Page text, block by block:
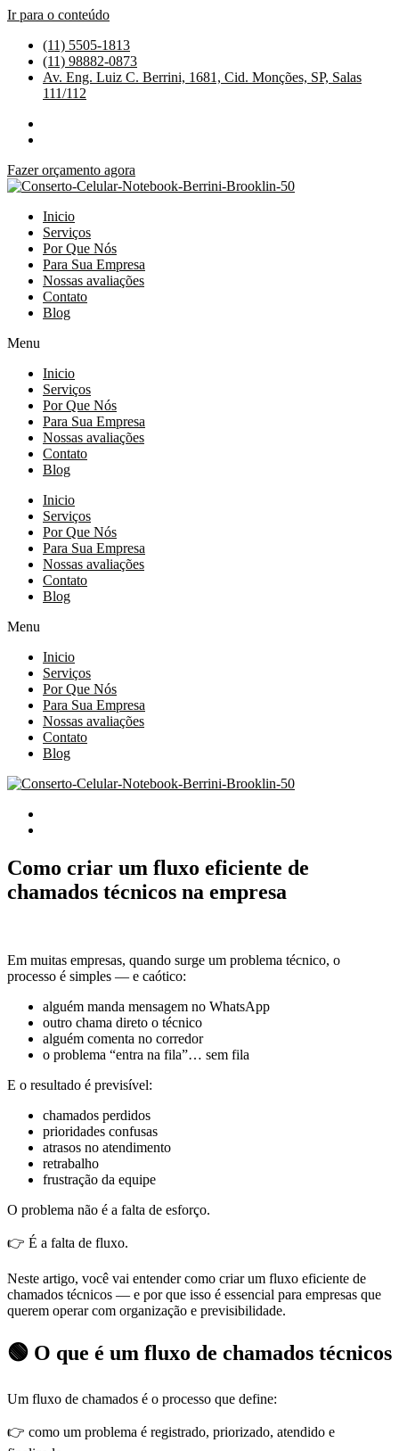
Ir para o conteúdo
(11) 5505-1813
(11) 98882-0873
Av. Eng. Luiz C. Berrini, 1681, Cid. Monções, SP, Salas
111/112
Fazer orçamento agora
Inicio
Serviços
Por Que Nós
Para Sua Empresa
Nossas avaliações
Contato
Blog
Menu
Inicio
Serviços
Por Que Nós
Para Sua Empresa
Nossas avaliações
Contato
Blog
Inicio
Serviços
Por Que Nós
Para Sua Empresa
Nossas avaliações
Contato
Blog
Menu
Inicio
Serviços
Por Que Nós
Para Sua Empresa
Nossas avaliações
Contato
Blog
Como criar um fluxo eficiente de
chamados técnicos na empresa
Em muitas empresas, quando surge um problema técnico, o
processo é simples — e caótico:
alguém manda mensagem no WhatsApp
outro chama direto o técnico
alguém comenta no corredor
o problema “entra na fila”… sem fila
E o resultado é previsível:
chamados perdidos
prioridades confusas
atrasos no atendimento
retrabalho
frustração da equipe
O problema não é a falta de esforço.
👉 É a falta de fluxo.
Neste artigo, você vai entender como criar um fluxo eficiente de
chamados técnicos — e por que isso é essencial para empresas que
querem operar com organização e previsibilidade.
🟢 O que é um fluxo de chamados técnicos
Um fluxo de chamados é o processo que define:
👉 como um problema é registrado, priorizado, atendido e